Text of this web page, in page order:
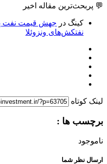
💬 پربحث‌ترین مقاله اخیر
کینگ در جهش قیمت نفت
نفتکش‌های ونزوئلا
لینک کوتاه
برچسب ها :
ناموجود
ارسال نظر شما